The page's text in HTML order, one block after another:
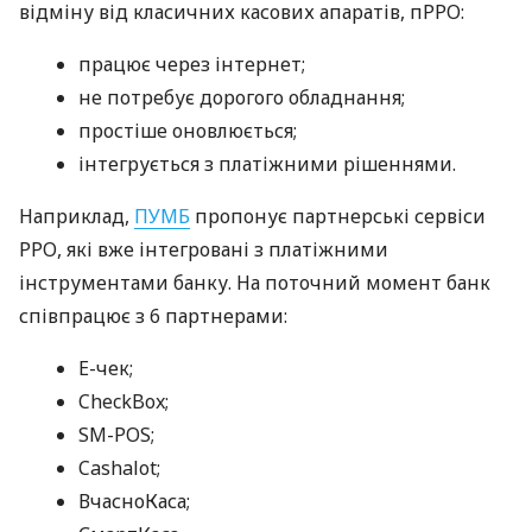
відміну від класичних касових апаратів, пРРО:
працює через інтернет;
не потребує дорогого обладнання;
простіше оновлюється;
інтегрується з платіжними рішеннями.
Наприклад, ПУМБ пропонує партнерські сервіси
РРО, які вже інтегровані з платіжними
інструментами банку. На поточний момент банк
співпрацює з 6 партнерами:
E-чек;
CheckBox;
SM-POS;
Cashalot;
ВчасноКаса;